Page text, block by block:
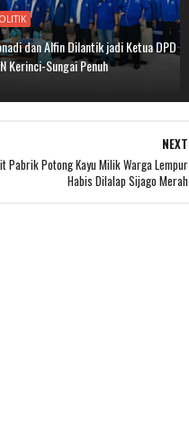
dan Alfin Dilantik jadi Ketua DPD
Kerinci-Sungai Penuh
NEXT
Pabrik Potong Kayu Milik Warga Lempur
Habis Dilalap Sijago Merah